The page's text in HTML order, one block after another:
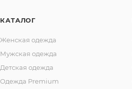
КАТАЛОГ
Женская одежда
Мужская одежда
Детская одежда
Одежда Premium